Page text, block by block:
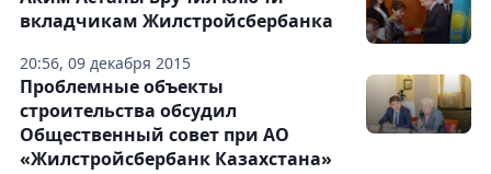
20:56, 09 декабря 2015
вкладчикам Жилстройсбербанка
Проблемные объекты
строительства обсудил
Общественный совет при АО
«Жилстройсбербанк Казахстана»